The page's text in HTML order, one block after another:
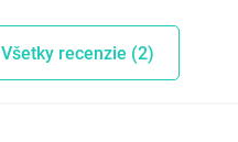
Všetky recenzie (2)